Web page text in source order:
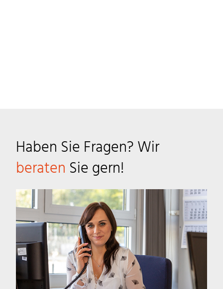
Haben Sie Fragen? Wir
beraten Sie gern!